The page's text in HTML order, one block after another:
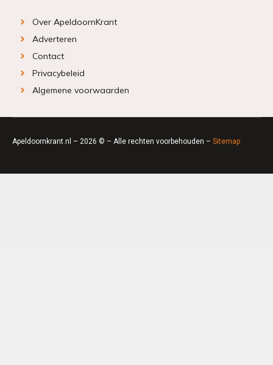
Over ApeldoornKrant
Adverteren
Contact
Privacybeleid
Algemene voorwaarden
Apeldoornkrant.nl – 2026 © – Alle rechten voorbehouden – Sitemap